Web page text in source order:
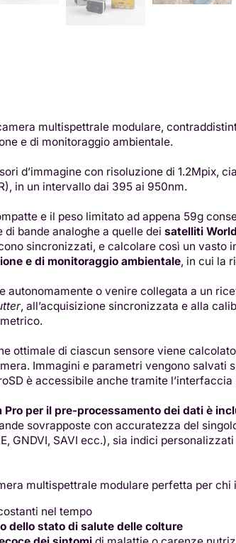
multispettrale modulare,
e di monitoraggio ambientale.
d’immagine con risoluzione di 1.2Mpix,
in un intervallo dai 395 ai 950nm.
e il peso limitato ad appena 59g
di bande analoghe a quelle dei satelliti
sincronizzati, e calcolare così un
e di monitoraggio ambientale, in cui la
autonomamente o venire collegata a un
, all’acquisizione sincronizzata e alla
ottimale di ciascun sensore viene
Immagini e parametri vengono salvati
è accessibile anche tramite
Pro per il pre-processamento dei dati è
sovrapposte con accuratezza del
GNDVI, SAVI ecc.), sia indici
multispettrale modulare perfetta per
nel tempo
dello stato di salute delle colture